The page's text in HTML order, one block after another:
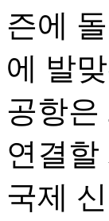
즌에
에 발
공항은
연결할
국제